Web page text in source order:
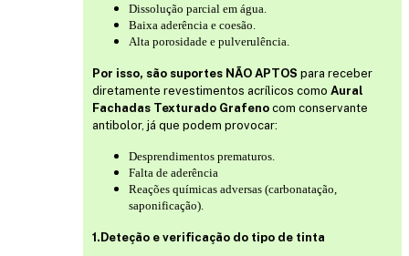
Dissolução parcial em água.
Baixa aderência e coesão.
Alta porosidade e pulverulência.
Por isso, são suportes NÃO APTOS para receber
diretamente revestimentos acrílicos como Aural
Fachadas Texturado Grafeno com conservante
antibolor, já que podem provocar:
Desprendimentos prematuros.
Falta de aderência
Reações químicas adversas (carbonatação,
saponificação).
1.Deteção e verificação do tipo de tinta